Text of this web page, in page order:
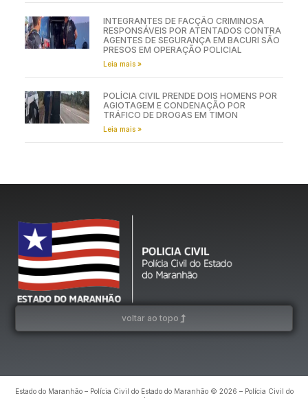
INTEGRANTES DE FACÇÃO CRIMINOSA
RESPONSÁVEIS POR ATENTADOS CONTRA
AGENTES DE SEGURANÇA EM BACURI SÃO
PRESOS EM OPERAÇÃO POLICIAL
Leia mais »
POLÍCIA CIVIL PRENDE DOIS HOMENS POR
AGIOTAGEM E CONDENAÇÃO POR
TRÁFICO DE DROGAS EM TIMON
Leia mais »
voltar ao topo
Estado do Maranhão – Polícia Civil do Estado do Maranhão © 2026 – Polícia Civil do